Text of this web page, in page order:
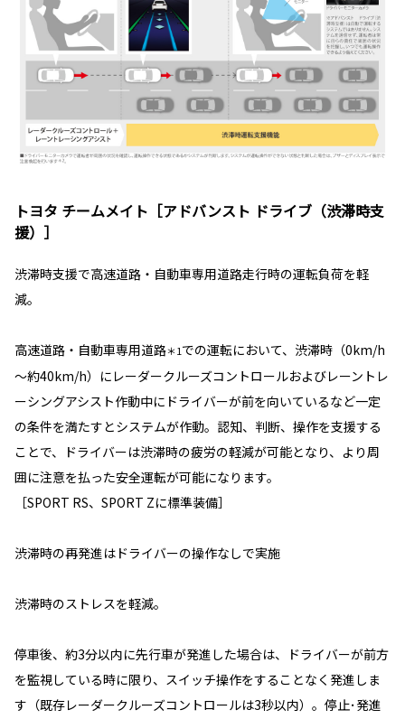
トヨタ チームメイト［アドバンスト ドライブ（渋滞時支
援）］
渋滞時支援で高速道路・自動車専用道路走行時の運転負荷を軽
減。
高速道路・自動車専用道路＊1での運転において、渋滞時（0km/h
～約40km/h）にレーダークルーズコントロールおよびレーントレ
ーシングアシスト作動中にドライバーが前を向いているなど一定
の条件を満たすとシステムが作動。認知、判断、操作を支援する
ことで、ドライバーは渋滞時の疲労の軽減が可能となり、より周
囲に注意を払った安全運転が可能になります。
［SPORT RS、SPORT Zに標準装備］
渋滞時の再発進はドライバーの操作なしで実施
渋滞時のストレスを軽減。
停車後、約3分以内に先行車が発進した場合は、ドライバーが前方
を監視している時に限り、スイッチ操作をすることなく発進しま
す（既存レーダークルーズコントロールは3秒以内）。停止･発進